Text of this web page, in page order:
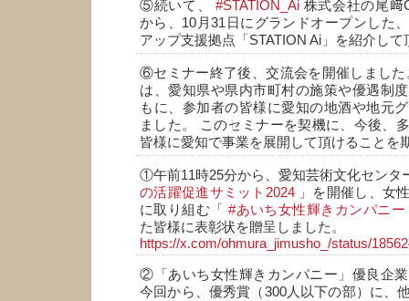
⑤続いて、 #STATION_Ai 株式会社の尾﨑
から、10月31日にグランドオープンした
アップ支援拠点「STATION Ai」を紹介して
⑥セミナー終了後、交流会を開催しまし
は、愛知県や県内市町村の施策や優遇制
もに、参加者の皆様に愛知の地酒や地元
ました。 このセミナーを契機に、今後、
皆様に愛知で事業を展開して頂けることを
①午前11時25分から、愛知芸術文化センタ
の活躍促進サミット2024」を開催し、女
に取り組む「#あいち女性輝きカンパニー
た皆様に表彰状を贈呈しました。
https://x.com/ohmura_jimusho_/status/
②「あいち女性輝きカンパニー」優良企
今回から、優秀賞（300人以下の部）に、